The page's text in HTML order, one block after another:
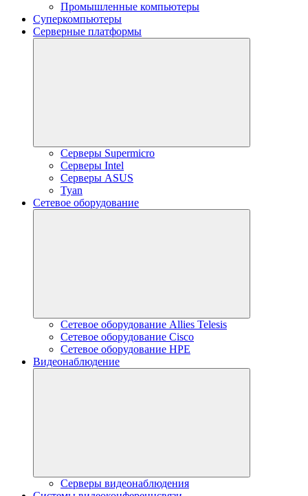
Промышленные компьютеры
Суперкомпьютеры
Серверные платформы
Серверы Supermicro
Серверы Intel
Серверы ASUS
Tyan
Сетевое оборудование
Сетевое оборудование Allies Telesis
Сетевое оборудование Cisco
Сетевое оборудование HPE
Видеонаблюдение
Серверы видеонаблюдения